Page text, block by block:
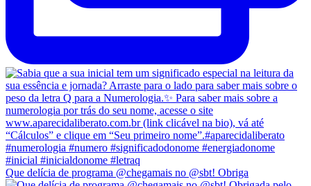
Que delícia de programa @chegamais no @sbt! Obriga